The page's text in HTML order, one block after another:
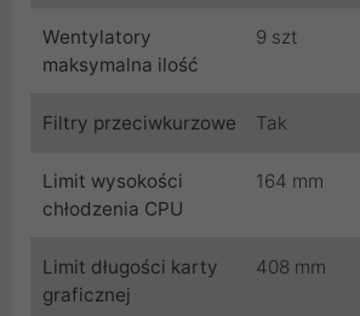
Wentylatory
maksymalna ilość
9 szt
Filtry przeciwkurzowe Tak
Limit wysokości
chłodzenia CPU
164 mm
Limit długości karty
graficznej
408 mm